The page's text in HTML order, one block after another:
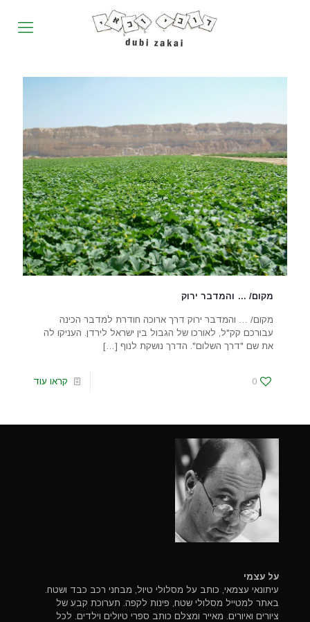
מקום/ … והמדבר ירוק
מקום/ … והמדבר ירוק דרך ארוכה חודרת למדבר הכינה
עבורכם קק"ל, לאורכו של הגבול בין ישראל לירדן. העניקו לה
את שם "דרך השלום". הדרך נושקת לנוף […]
0 קראו עוד
על עצמי
עיתונאי עצמאי, כותב על מסלולי טיול, מבחני רכב כבד ושטח.
באתר למטייל מסלולי שטח, פינות לקפה. תערוכת קבע של
ציורים ואיורים. מאייר ומצלם כותב ספרי טיולים וילדים. לכל